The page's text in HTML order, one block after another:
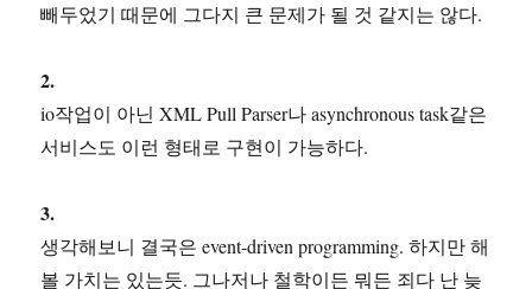
빼두었기 때문에 그다지 큰 문제가 될 것 같지는 않다.
2.
io작업이 아닌 XML Pull Parser나 asynchronous task같은
서비스도 이런 형태로 구현이 가능하다.
3.
생각해보니 결국은 event-driven programming. 하지만 해
볼 가치는 있는듯. 그나저나 철학이든 뭐든 죄다 난 늦